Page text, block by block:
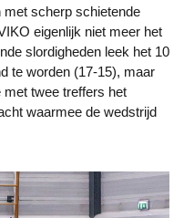
met scherp schietende
eigenlijk niet meer het
slordigheden leek het 10
te worden (17-15), maar
twee treffers het
waarmee de wedstrijd